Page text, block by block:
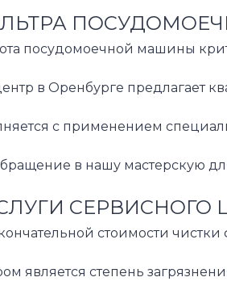
посудомоечной машины
в Оренбурге предлагает
с применением
в нашу мастерскую
СЕРВИСНОГО
стоимости
является степень